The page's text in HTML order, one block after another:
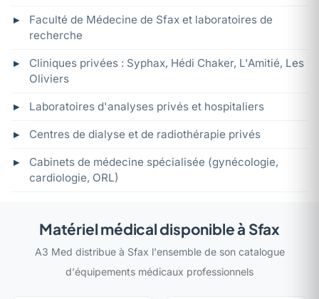
Faculté de Médecine de Sfax et laboratoires de
recherche
Cliniques privées : Syphax, Hédi Chaker, L'Amitié, Les
Oliviers
Laboratoires d'analyses privés et hospitaliers
Centres de dialyse et de radiothérapie privés
Cabinets de médecine spécialisée (gynécologie,
cardiologie, ORL)
Matériel médical disponible à Sfax
A3 Med distribue à Sfax l'ensemble de son catalogue
d'équipements médicaux professionnels